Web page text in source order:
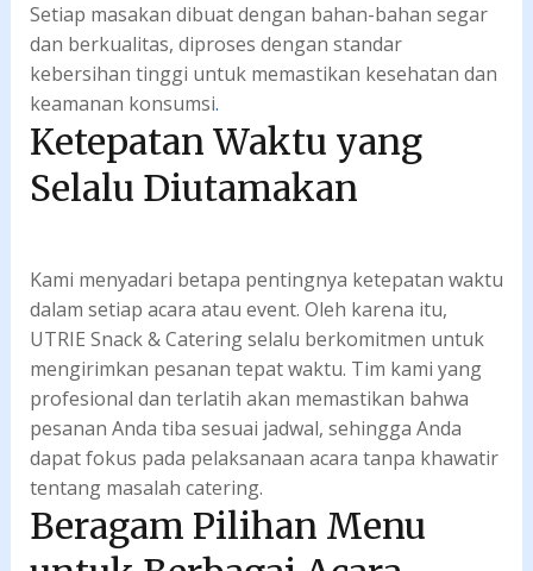
Setiap masakan dibuat dengan bahan-bahan segar
dan berkualitas, diproses dengan standar
kebersihan tinggi untuk memastikan kesehatan dan
keamanan konsumsi.
Ketepatan Waktu yang
Selalu Diutamakan
Kami menyadari betapa pentingnya ketepatan waktu
dalam setiap acara atau event. Oleh karena itu,
UTRIE Snack & Catering selalu berkomitmen untuk
mengirimkan pesanan tepat waktu. Tim kami yang
profesional dan terlatih akan memastikan bahwa
pesanan Anda tiba sesuai jadwal, sehingga Anda
dapat fokus pada pelaksanaan acara tanpa khawatir
tentang masalah catering.
Beragam Pilihan Menu